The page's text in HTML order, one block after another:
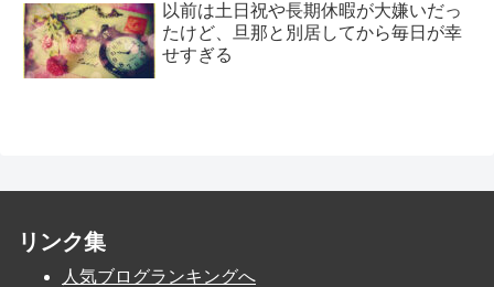
以前は土日祝や長期休暇が大嫌いだっ
たけど、旦那と別居してから毎日が幸
せすぎる
リンク集
人気ブログランキングへ